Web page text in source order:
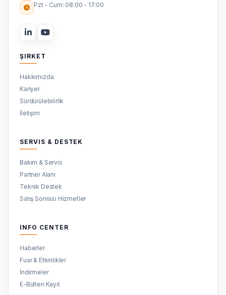
Pzt - Cum: 08:00 - 17:00
ŞIRKET
Hakkımızda
Kariyer
Sürdürülebilirlik
İletişim
SERVIS & DESTEK
Bakım & Servis
Partner Alanı
Teknik Destek
Satış Sonrası Hizmetler
INFO CENTER
Haberler
Fuar & Etkinlikler
İndirmeler
E-Bülten Kayıt